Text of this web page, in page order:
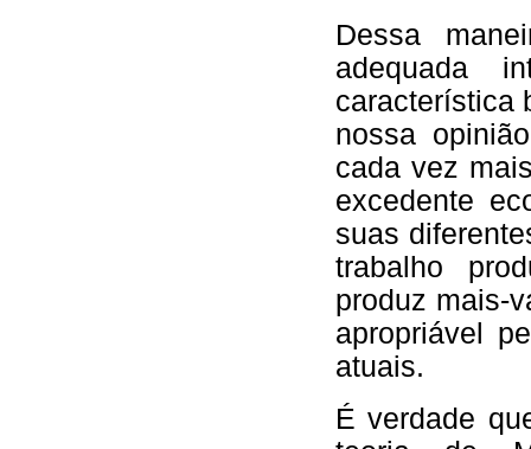
Dessa
adequada
característica
nossa
cada vez
excedente
suas
trabalho
produz mais-
apropriável
atuais.
É verdade